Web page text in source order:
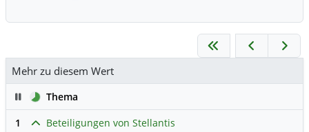
Mehr zu diesem Wert
PauseThema
1
Beteiligungen von Stellantis